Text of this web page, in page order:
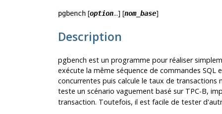
pgbench[option...] [nom_base]
Description
pgbench est un programme pour réaliser
exécute la même séquence de commandes SQL
concurrentes puis calcule le taux de
teste un scénario vaguement basé sur TPC-B,
transaction. Toutefois, il est facile de tester